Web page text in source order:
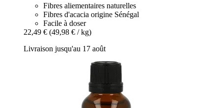
Fibres aliementaires naturelles
Fibres d'acacia origine Sénégal
Facile à doser
22,49 € (49,98 € / kg)
Livraison jusqu'au 17 août